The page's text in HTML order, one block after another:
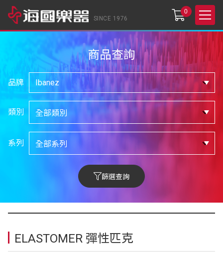
SINCE 1976
0
商品查詢
品牌
類別
系列
篩選查詢
ELASTOMER 彈性匹克